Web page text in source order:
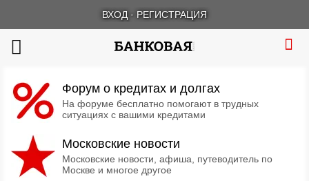
ВХОД · РЕГИСТРАЦИЯ
Форум о кредитах и долгах
На форуме бесплатно помогают в трудных
ситуациях с вашими кредитами
Московские новости
Московские новости, афиша, путеводитель по
Москве и многое другое